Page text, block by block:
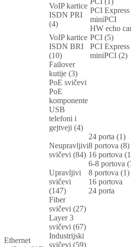
VoIP kartice
ISDN PRI
(4)
PCI
miniPCI
HW echo
VoIP kartice
ISDN BRI
(10)
PCI (5)
PCI
miniPCI (2)
Failover
kutije (3)
PoE svičevi
PoE
komponente
USB
telefoni i
gejtveji (4)
Ethernet
Neupravljivi
svičevi (84)
24 porta (1)
8 portova (8)
16 portova
6-8 portova
Upravljivi
svičevi
(147)
8 portova (1)
16 portova
24 porta
Fiber
svičevi (27)
Layer 3
svičevi (67)
Industrijski
svičevi (59)